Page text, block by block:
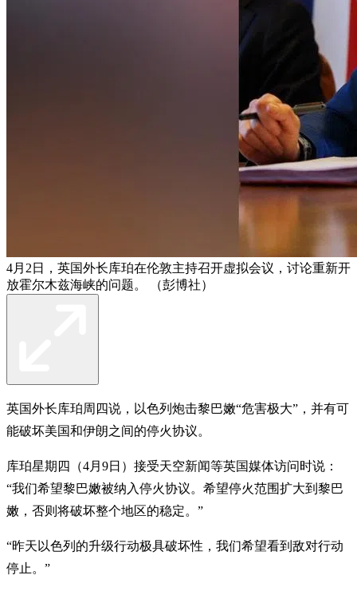
4月2日，英国外长库珀在伦敦主持召开虚拟会议，讨论重新开
放霍尔木兹海峡的问题。 （彭博社）
英国外长库珀周四说，以色列炮击黎巴嫩“危害极大”，并有可
能破坏美国和伊朗之间的停火协议。
库珀星期四（4月9日）接受天空新闻等英国媒体访问时说：
“我们希望黎巴嫩被纳入停火协议。希望停火范围扩大到黎巴
嫩，否则将破坏整个地区的稳定。”
“昨天以色列的升级行动极具破坏性，我们希望看到敌对行动
停止。”